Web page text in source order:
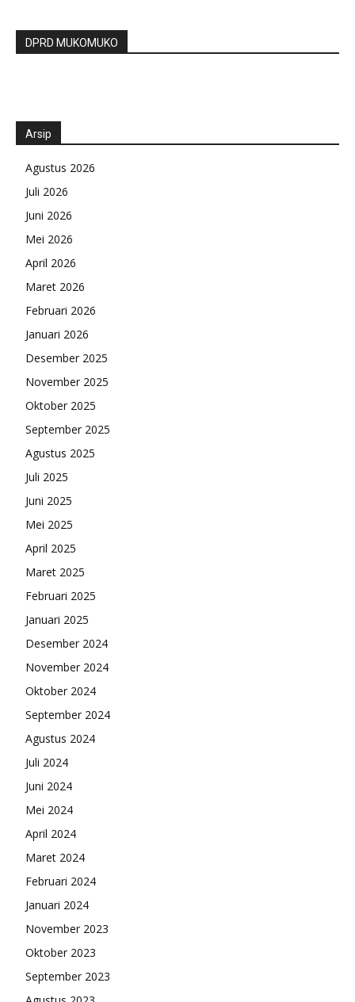
DPRD MUKOMUKO
Arsip
Agustus 2026
Juli 2026
Juni 2026
Mei 2026
April 2026
Maret 2026
Februari 2026
Januari 2026
Desember 2025
November 2025
Oktober 2025
September 2025
Agustus 2025
Juli 2025
Juni 2025
Mei 2025
April 2025
Maret 2025
Februari 2025
Januari 2025
Desember 2024
November 2024
Oktober 2024
September 2024
Agustus 2024
Juli 2024
Juni 2024
Mei 2024
April 2024
Maret 2024
Februari 2024
Januari 2024
November 2023
Oktober 2023
September 2023